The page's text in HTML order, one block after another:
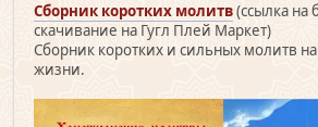
Сборник коротких молитв(ссылка на
скачивание на Гугл Плей Маркет)
Сборник коротких и сильных молитв
жизни.